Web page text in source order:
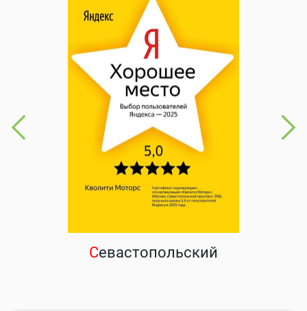
Севастопольский